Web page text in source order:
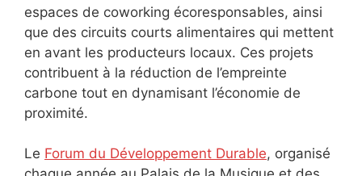
espaces de coworking écoresponsables, ainsi
que des circuits courts alimentaires qui mettent
en avant les producteurs locaux. Ces projets
contribuent à la réduction de l’empreinte
carbone tout en dynamisant l’économie de
proximité.
Le Forum du Développement Durable, organisé